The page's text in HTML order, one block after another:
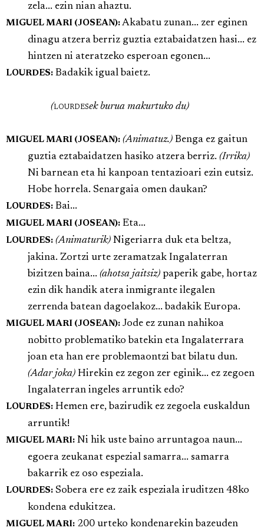
zela... ezin nian ahaztu.
MIGUEL MARI (JOSEAN): Akabatu zunan... zer eginen
dinagu atzera berriz guztia eztabaidatzen hasi... ez
hintzen ni ateratzeko esperoan egonen...
LOURDES: Badakik igual baietz.
(lourdesek burua makurtuko du)
MIGUEL MARI (JOSEAN): (Animatuz.) Benga ez gaitun
guztia eztabaidatzen hasiko atzera berriz.(Irrika)
Ni barnean eta hi kanpoan tentazioari ezin eutsiz.
Hobe horrela. Senargaia omen daukan?
LOURDES: Bai...
MIGUEL MARI (JOSEAN): Eta...
LOURDES: (Animaturik) Nigeriarra duk eta beltza,
jakina. Zortzi urte zeramatzak Ingalaterran
bizitzen baina...(ahotsa jaitsiz) paperik gabe, hortaz
ezin dik handik atera inmigrante ilegalen
zerrenda batean dagoelakoz... badakik Europa.
MIGUEL MARI (JOSEAN): Jode ez zunan nahikoa
nobitto problematiko batekin eta Ingalaterrara
joan eta han ere problemaontzi bat bilatu dun.
(Adar joka) Hirekin ez zegon zer eginik... ez zegoen
Ingalaterran ingeles arruntik edo?
LOURDES: Hemen ere, bazirudik ez zegoela euskaldun
arruntik!
MIGUEL MARI: Ni hik uste baino arruntagoa naun...
egoera zeukanat espezial samarra... samarra
bakarrik ez oso espeziala.
LOURDES: Sobera ere ez zaik espeziala iruditzen 48ko
kondena edukitzea.
MIGUEL MARI: 200 urteko kondenarekin bazeuden